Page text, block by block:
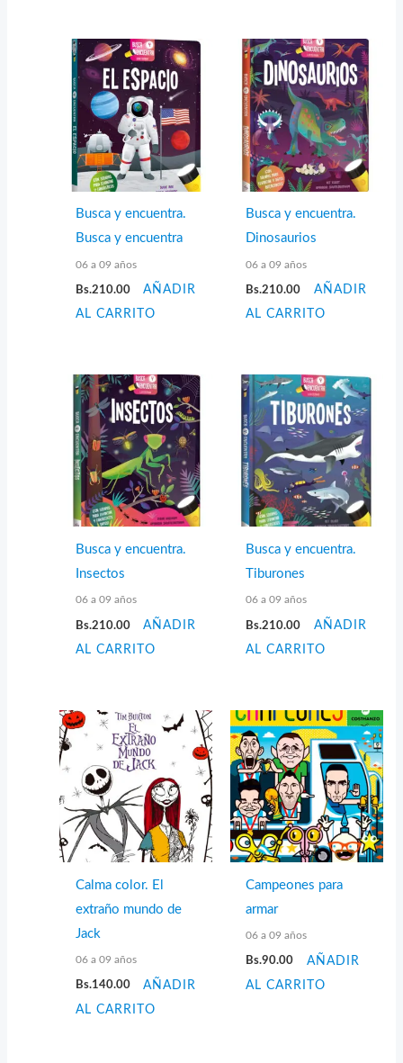
Busca y encuentra.
Busca y encuentra
06 a 09 años
Bs.210.00
AÑADIR
AL CARRITO
Busca y encuentra.
Dinosaurios
06 a 09 años
Bs.210.00
AÑADIR
AL CARRITO
Busca y encuentra.
Insectos
06 a 09 años
Bs.210.00
AÑADIR
AL CARRITO
Busca y encuentra.
Tiburones
06 a 09 años
Bs.210.00
AÑADIR
AL CARRITO
Calma color. El
extraño mundo de
Jack
06 a 09 años
Bs.140.00
AÑADIR
AL CARRITO
Campeones para
armar
06 a 09 años
Bs.90.00
AÑADIR
AL CARRITO